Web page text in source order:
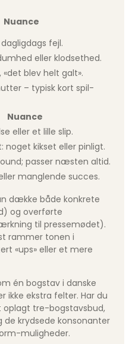
Nuance
fejl.
eller klodsethed.
blev helt galt».
– typisk kort spil-
Nuance
eller et lille slip.
noget kikset eller pinligt.
passer næsten altid.
manglende succes.
dække både konkrete
og overførte
til pressemødet).
rammer tonen i
«ups» eller et mere
én bogstav i danske
ikke ekstra felter. Har du
oplagt tre-bogstavsbud,
de krydsede konsonanter
muligheder.